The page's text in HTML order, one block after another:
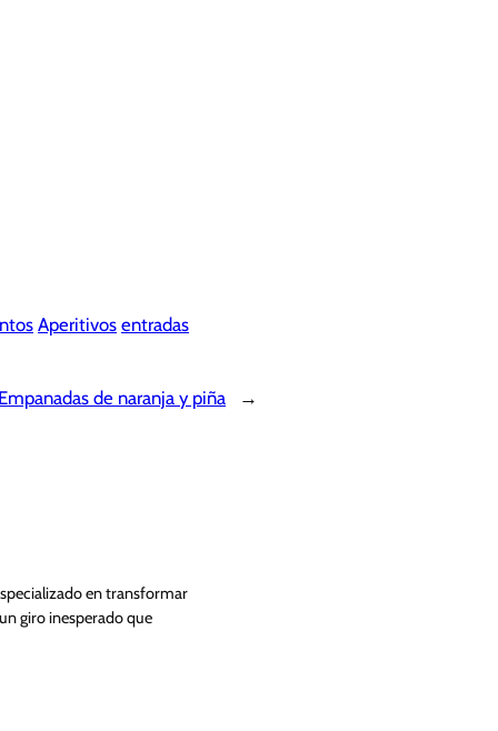
Aperitivos entradas
Empanadas de naranja y piña →
en transformar
giro inesperado que